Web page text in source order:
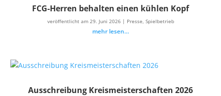
FCG-Herren behalten einen kühlen Kopf
veröffentlicht am 29. Juni 2026| Presse, Spielbetrieb
mehr lesen…
Ausschreibung Kreismeisterschaften 2026